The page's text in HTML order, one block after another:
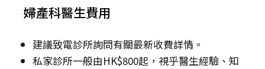
婦產科醫生費用
建議致電診所詢問有關最新收費詳情。
私家診所一般由HK$800起，視乎醫生經驗、知